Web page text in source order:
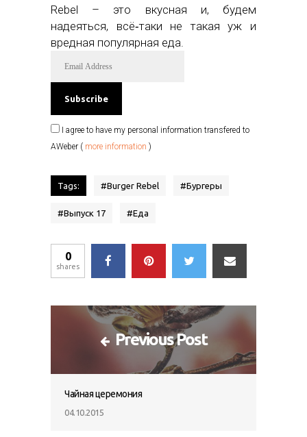
Rebel – это вкусная и, будем
надеяться, всё‑таки не такая уж и
вредная популярная еда.
I agree to have my personal information transfered to
AWeber ( more information )
Tags: #Burger Rebel #Бургеры
#Выпуск 17 #Еда
0
shares
Previous Post
Чайная церемония
04.10.2015